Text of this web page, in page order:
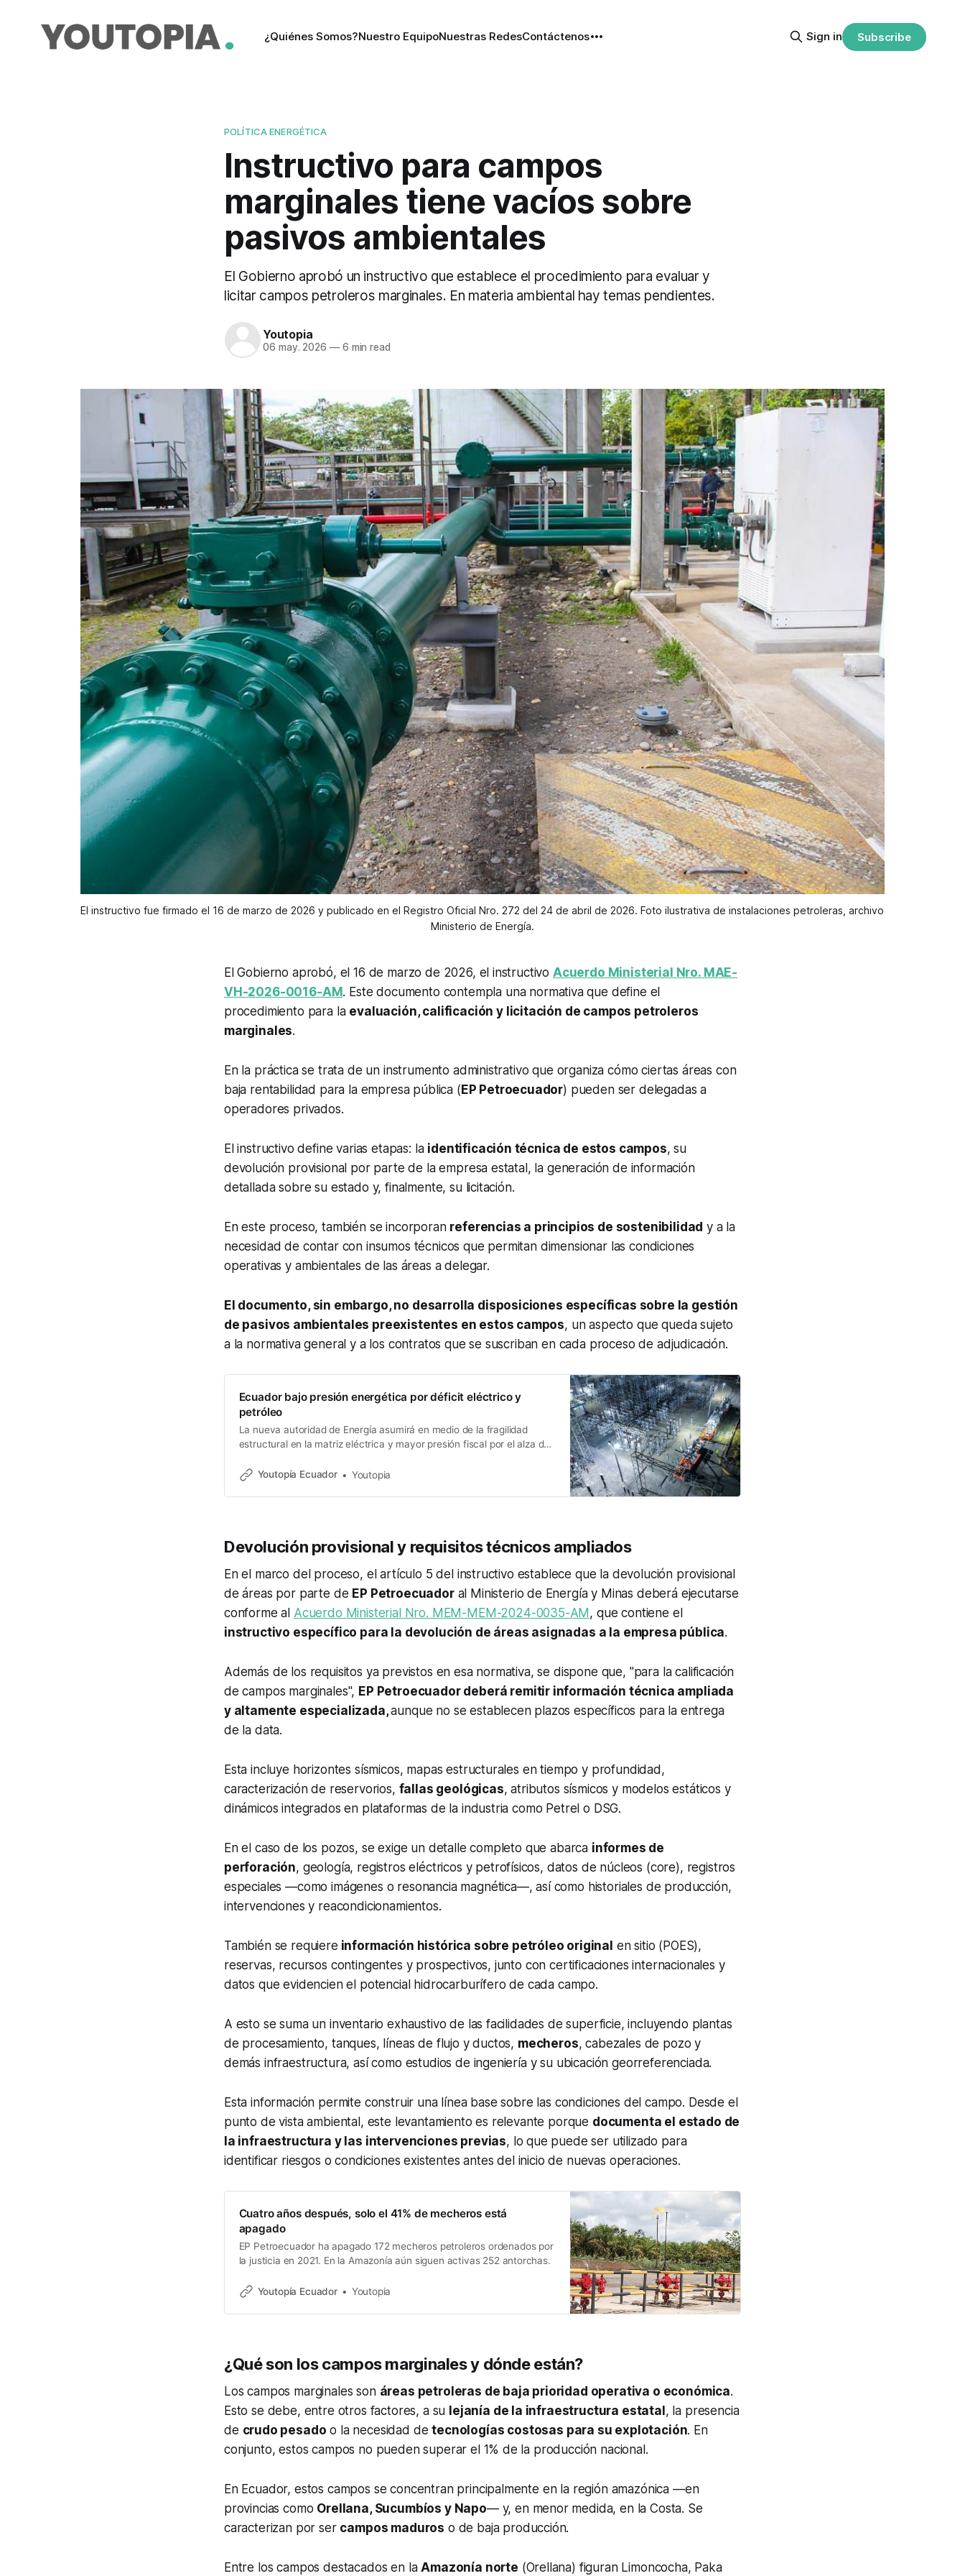
¿Quiénes Somos?Nuestro EquipoNuestras RedesContáctenos Sign in Subscribe
POLÍTICA ENERGÉTICA
Instructivo para campos
marginales tiene vacíos sobre
pasivos ambientales
El Gobierno aprobó un instructivo que establece el procedimiento para evaluar y
licitar campos petroleros marginales. En materia ambiental hay temas pendientes.
Youtopia
06 may. 2026 —6 min read
El instructivo fue firmado el 16 de marzo de 2026 y publicado en el Registro Oficial Nro. 272 del 24 de abril de 2026. Foto ilustrativa de instalaciones petroleras, archivo
Ministerio de Energía.
El Gobierno aprobó, el 16 de marzo de 2026, el instructivo Acuerdo Ministerial Nro. MAE-
VH-2026-0016-AM . Este documento contempla una normativa que define el
procedimiento para la evaluación, calificación y licitación de campos petroleros
marginales.
En la práctica se trata de un instrumento administrativo que organiza cómo ciertas áreas con
baja rentabilidad para la empresa pública ( EP Petroecuador) pueden ser delegadas a
operadores privados.
El instructivo define varias etapas: la identificación técnica de estos campos, su
devolución provisional por parte de la empresa estatal, la generación de información
detallada sobre su estado y, finalmente, su licitación.
En este proceso, también se incorporan referencias a principios de sostenibilidad y a la
necesidad de contar con insumos técnicos que permitan dimensionar las condiciones
operativas y ambientales de las áreas a delegar.
El documento, sin embargo, no desarrolla disposiciones específicas sobre la gestión
de pasivos ambientales preexistentes en estos campos, un aspecto que queda sujeto
a la normativa general y a los contratos que se suscriban en cada proceso de adjudicación.
Ecuador bajo presión energética por déficit eléctrico y
petróleo
La nueva autoridad de Energía asumirá en medio de la fragilidad
estructural en la matriz eléctrica y mayor presión fiscal por el alza de
Youtopía Ecuador
Youtopia
Devolución provisional y requisitos técnicos ampliados
En el marco del proceso, el artículo 5 del instructivo establece que la devolución provisional
de áreas por parte de EP Petroecuadoral Ministerio de Energía y Minas deberá ejecutarse
conforme al Acuerdo Ministerial Nro. MEM-MEM-2024-0035-AM , que contiene el
instructivo específico para la devolución de áreas asignadas a la empresa pública.
Además de los requisitos ya previstos en esa normativa, se dispone que, "para la calificación
de campos marginales", EP Petroecuador deberá remitir información técnica ampliada
y altamente especializada,aunque no se establecen plazos específicos para la entrega
de la data.
Esta incluye horizontes sísmicos, mapas estructurales en tiempo y profundidad,
caracterización de reservorios, fallas geológicas, atributos sísmicos y modelos estáticos y
dinámicos integrados en plataformas de la industria como Petrel o DSG.
En el caso de los pozos, se exige un detalle completo que abarca informes de
perforación, geología, registros eléctricos y petrofísicos, datos de núcleos (core), registros
especiales —como imágenes o resonancia magnética—, así como historiales de producción,
intervenciones y reacondicionamientos.
También se requiere información histórica sobre petróleo original en sitio (POES),
reservas, recursos contingentes y prospectivos, junto con certificaciones internacionales y
datos que evidencien el potencial hidrocarburífero de cada campo.
A esto se suma un inventario exhaustivo de las facilidades de superficie, incluyendo plantas
de procesamiento, tanques, líneas de flujo y ductos, mecheros, cabezales de pozo y
demás infraestructura, así como estudios de ingeniería y su ubicación georreferenciada.
Esta información permite construir una línea base sobre las condiciones del campo. Desde el
punto de vista ambiental, este levantamiento es relevante porque documenta el estado de
la infraestructura y las intervenciones previas, lo que puede ser utilizado para
identificar riesgos o condiciones existentes antes del inicio de nuevas operaciones.
Cuatro años después, solo el 41% de mecheros está
apagado
EP Petroecuador ha apagado 172 mecheros petroleros ordenados por
la justicia en 2021. En la Amazonía aún siguen activas 252 antorchas.
Youtopía Ecuador Youtopia
¿Qué son los campos marginales y dónde están?
Los campos marginales son áreas petroleras de baja prioridad operativa o económica.
Esto se debe, entre otros factores, a su lejanía de la infraestructura estatal, la presencia
de crudo pesado o la necesidad detecnologías costosas para su explotación. En
conjunto, estos campos no pueden superar el 1% de la producción nacional.
En Ecuador, estos campos se concentran principalmente en la región amazónica —en
provincias como Orellana, Sucumbíos y Napo— y, en menor medida, en la Costa. Se
caracterizan por ser campos maduros o de baja producción.
Entre los campos destacados en laAmazonía norte (Orellana) figuran Limoncocha, Paka